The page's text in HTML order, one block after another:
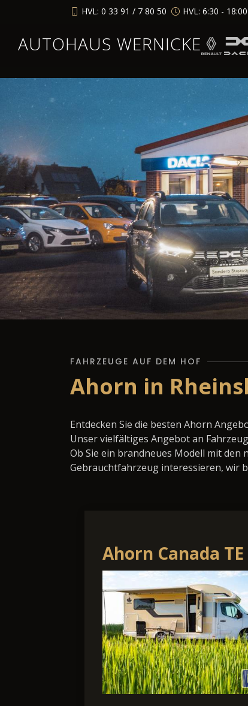
HVL: 0 33 91 / 7 80 50 HVL: 6:30 -
AUTOHAUS WERNICKE
FAHRZEUGE AUF DEM HOF
Ahorn in
Entdecken Sie die besten Ahorn
Unser vielfältiges Angebot an
Ob Sie ein brandneues Modell mit
Gebrauchtfahrzeug interessieren, wir
Ahorn Canada TE
plus